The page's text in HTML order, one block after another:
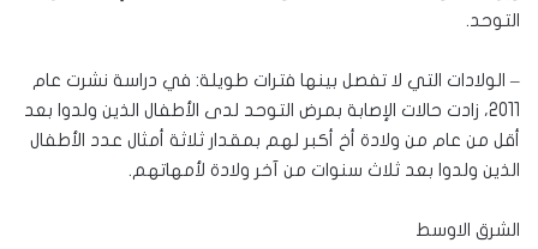
التوحد.
– الولادات التي لا تفصل بينها فترات طويلة: في دراسة نشرت عام
2011، زادت حالات الإصابة بمرض التوحد لدى الأطفال الذين ولدوا بعد
أقل من عام من ولادة أخ أكبر لهم بمقدار ثلاثة أمثال عدد الأطفال
الذين ولدوا بعد ثلاث سنوات من آخر ولادة لأمهاتهم.
الشرق الاوسط